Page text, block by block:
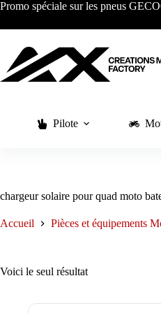
Passer
contenu
Promo spéciale sur les pneus
Pilote
chargeur solaire pour quad moto
Accueil Pièces et équipements
Voici le seul résultat